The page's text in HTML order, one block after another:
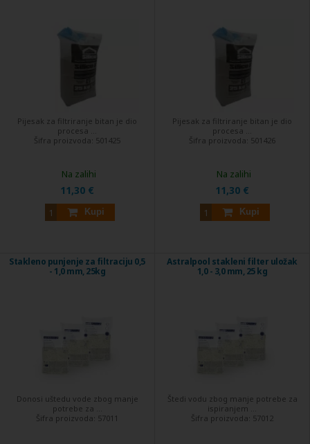
Pijesak za filtriranje bitan je dio
procesa ...
Šifra proizvoda: 501425
11,30 €
Kupi
Na zalihi
Pijesak za filtriranje bitan je dio
procesa ...
Šifra proizvoda: 501426
11,30 €
Kupi
Na zalihi
Stakleno punjenje za filtraciju 0,5
- 1,0 mm, 25kg
Donosi uštedu vode zbog manje
potrebe za ...
Šifra proizvoda: 57011
Astralpool stakleni filter uložak
1,0 - 3,0 mm, 25 kg
Štedi vodu zbog manje potrebe za
ispiranjem ...
Šifra proizvoda: 57012